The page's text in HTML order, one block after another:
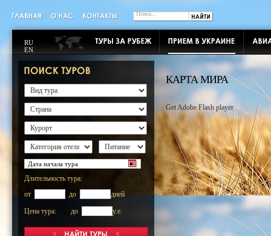
RU
EN
КАРТА МИРА
Get Adobe Flash player
Длительность тура:
от
до
дней
Цена тура: до
y.e.